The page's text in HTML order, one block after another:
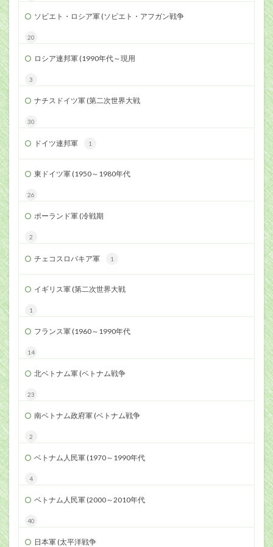
ソビエト・ロシア軍 (ソビエト・アフガン戦争
20
ロシア連邦軍 (1990年代～現用
3
ナチスドイツ軍 (第二次世界大戦
30
ドイツ連邦軍 1
東ドイツ軍 (1950～1980年代
26
ポーランド軍 (冷戦期
2
チェコスロバキア軍 1
イギリス軍 (第二次世界大戦
1
フランス軍 (1960～1990年代
14
北ベトナム軍 (ベトナム戦争
23
南ベトナム政府軍 (ベトナム戦争
2
ベトナム人民軍 (1970～1990年代
4
ベトナム人民軍 (2000～2010年代
40
日本軍 (太平洋戦争